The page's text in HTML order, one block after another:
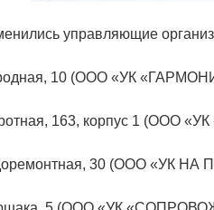
управляющие
10 (ООО «УК
163, корпус 1 (ООО
30 (ООО «УК